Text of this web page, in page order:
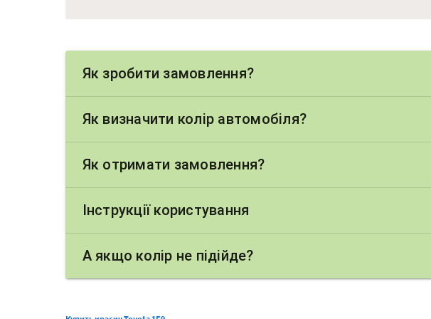
Як зробити замовлення?
Як визначити колір автомобіля?
Як отримати замовлення?
Інструкції користування
А якщо колір не підійде?